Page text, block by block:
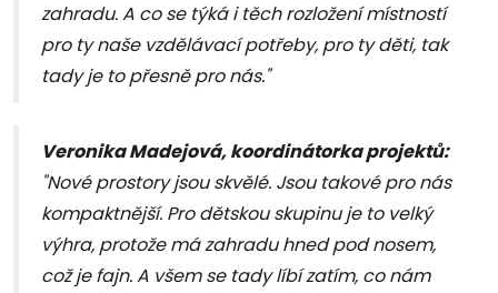
zahradu. A co se týká i těch rozložení místností
pro ty naše vzdělávací potřeby, pro ty děti, tak
tady je to přesně pro nás."
Veronika Madejová, koordinátorka projektů:
"Nové prostory jsou skvělé. Jsou takové pro nás
kompaktnější. Pro dětskou skupinu je to velký
výhra, protože má zahradu hned pod nosem,
což je fajn. A všem se tady líbí zatím, co nám